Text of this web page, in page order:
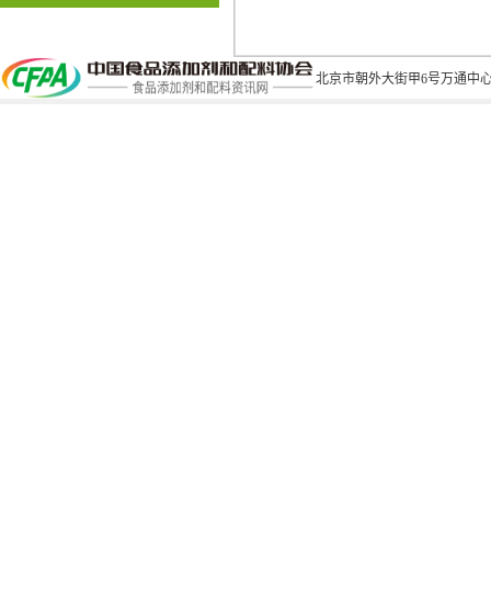
北京市朝外大街甲6号万通中